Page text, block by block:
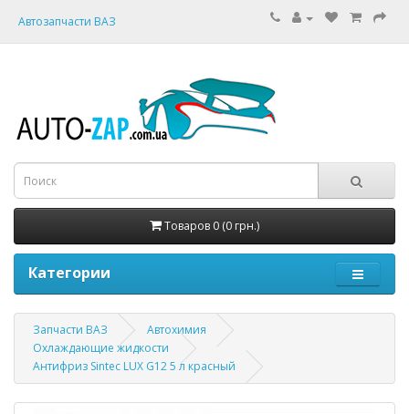
Автозапчасти ВАЗ
Товаров 0 (0 грн.)
Категории
Запчасти ВАЗ
Автохимия
Охлаждающие жидкости
Антифриз Sintec LUX G12 5 л красный